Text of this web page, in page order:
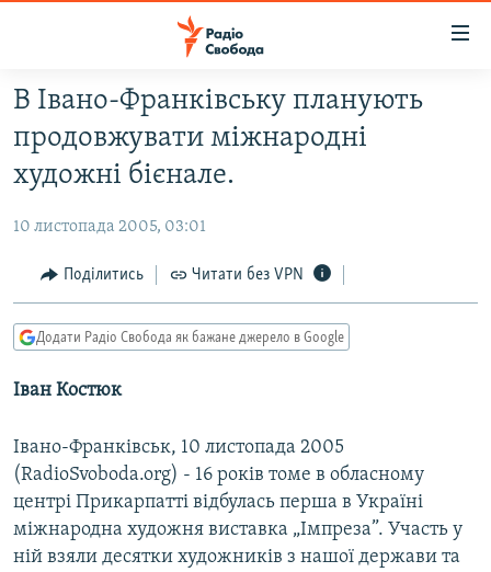
Перейти
до
основного
матеріалу
Перейти
до
навігації
Перейти
до
РАДІО СВОБОДА – 70 РОКІВ
ВСЕ ЗА ДОБУ
СТАТТІ
ПОЛІТИКА
ЕКОНОМІКА
КУЛЬТУРА
СПОРТ
СВІТ
ВІЙНА
РОСІЙСЬКА «ФІЛЬТРАЦІЯ»
КРИМ.РЕАЛІЇ
ТИ ЯК?
КИТАЙ.ВИКЛИКИ
МУЛЬТИМЕДІА
ФОТО
В Івано-Франківську планують
продовжувати міжнародні
художні бієнале.
10 листопада 2005, 03:01
Поділитись Читати без VPN
Додати Радіо Свобода як бажане джерело в Google
Іван Костюк
Івано-Франківськ, 10 листопада 2005
(RadioSvoboda.org) - 16 років томe в обласному
центрі Прикарпатті відбулась перша в Україні
міжнародна художня виставка „Імпреза”. Участь у
ній взяли десятки художників з нашої держави та